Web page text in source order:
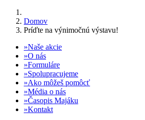
Domov
Príďte na výnimočnú výstavu!
Naše akcie
O nás
Formuláre
Spolupracujeme
Ako môžeš pomôcť
Média o nás
Časopis Majáku
Kontakt